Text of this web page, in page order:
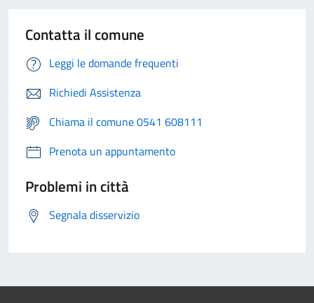
Contatta il comune
Leggi le domande frequenti
Richiedi Assistenza
Chiama il comune 0541 608111
Prenota un appuntamento
Problemi in città
Segnala disservizio